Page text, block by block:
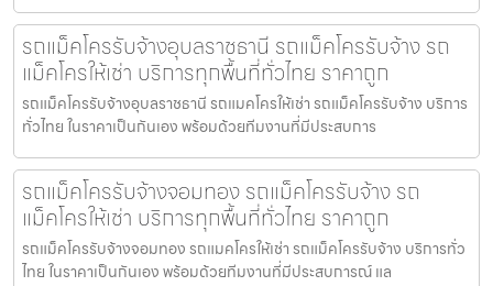
รถแม็คโครรับจ้างอุบลราชธานี รถแม็คโครรับจ้าง รถ
แม็คโครให้เช่า บริการทุกพื้นที่ทั่วไทย ราคาถูก
รถแม็คโครรับจ้างอุบลราชธานี รถแมคโครให้เช่า รถแม็คโครรับจ้าง บริการ
ทั่วไทย ในราคาเป็นกันเอง พร้อมด้วยทีมงานที่มีประสบการ
รถแม็คโครรับจ้างจอมทอง รถแม็คโครรับจ้าง รถ
แม็คโครให้เช่า บริการทุกพื้นที่ทั่วไทย ราคาถูก
รถแม็คโครรับจ้างจอมทอง รถแมคโครให้เช่า รถแม็คโครรับจ้าง บริการทั่ว
ไทย ในราคาเป็นกันเอง พร้อมด้วยทีมงานที่มีประสบการณ์ แล